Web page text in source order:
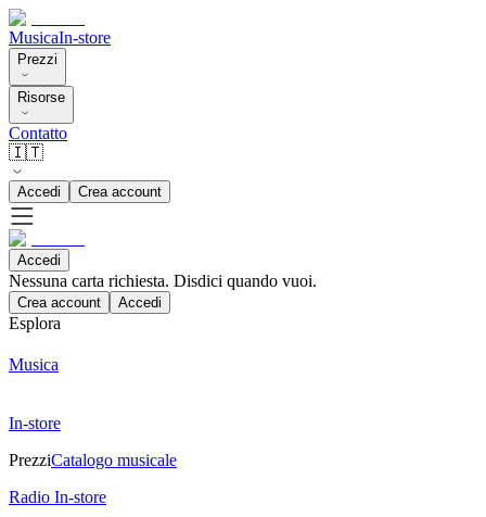
MusicaIn-store
Prezzi
Risorse
Contatto
🇮🇹
Accedi Crea account
Accedi
Nessuna carta richiesta. Disdici quando vuoi.
Crea account Accedi
Esplora
Musica
In-store
PrezziCatalogo musicale
Radio In-store